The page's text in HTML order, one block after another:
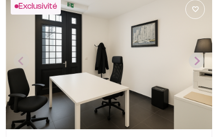
Exclusivité